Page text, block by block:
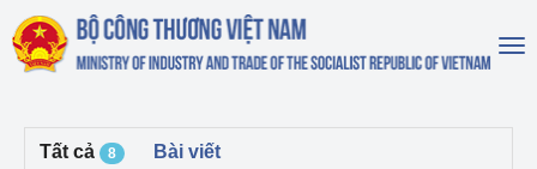
Tất cả 8 Bài viết